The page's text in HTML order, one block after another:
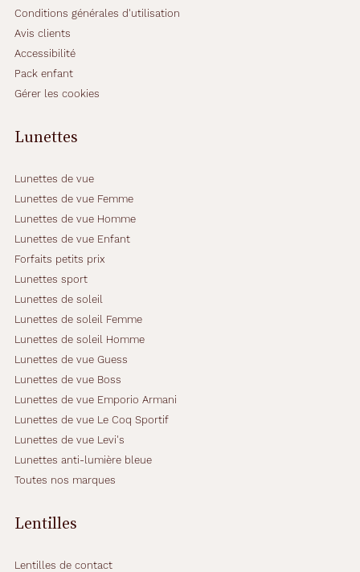
Conditions générales d'utilisation
Avis clients
Accessibilité
Pack enfant
Gérer les cookies
Lunettes
Lunettes de vue
Lunettes de vue Femme
Lunettes de vue Homme
Lunettes de vue Enfant
Forfaits petits prix
Lunettes sport
Lunettes de soleil
Lunettes de soleil Femme
Lunettes de soleil Homme
Lunettes de vue Guess
Lunettes de vue Boss
Lunettes de vue Emporio Armani
Lunettes de vue Le Coq Sportif
Lunettes de vue Levi's
Lunettes anti-lumière bleue
Toutes nos marques
Lentilles
Lentilles de contact